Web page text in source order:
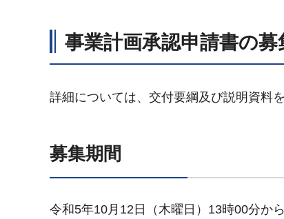
事業計画承認申請書の募
詳細については、交付要綱及び説明資料
募集期間
令和5年10月12日（木曜日）13時00分か